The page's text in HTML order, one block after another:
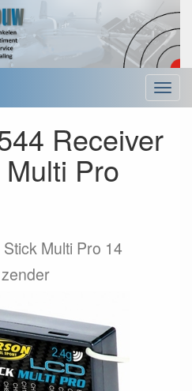
Menu
Receiver
Pro
Multi Pro 14